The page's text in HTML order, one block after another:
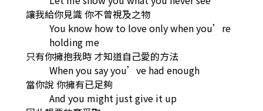
讓我給你見識 你不曾視及之物
You know how to love only when you’re
holding me
只有你擁抱我時 才知道自己愛的方法
When you say you’ve had enough
當你說 你擁有已足夠
And you might just give it up